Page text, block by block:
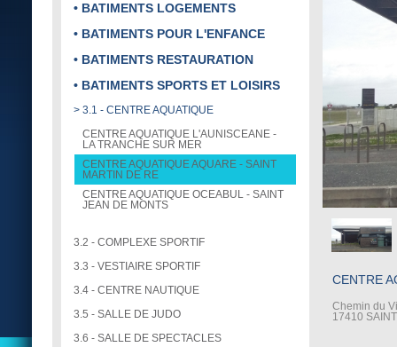
• BATIMENTS LOGEMENTS
• BATIMENTS POUR L'ENFANCE
• BATIMENTS RESTAURATION
• BATIMENTS SPORTS ET LOISIRS
> 3.1 - CENTRE AQUATIQUE
CENTRE AQUATIQUE L'AUNISCEANE -
LA TRANCHE SUR MER
CENTRE AQUATIQUE AQUARE - SAINT
MARTIN DE RE
CENTRE AQUATIQUE OCEABUL - SAINT
JEAN DE MONTS
3.2 - COMPLEXE SPORTIF
3.3 - VESTIAIRE SPORTIF
3.4 - CENTRE NAUTIQUE
3.5 - SALLE DE JUDO
3.6 - SALLE DE SPECTACLES
CENTRE
Chemin du
17410